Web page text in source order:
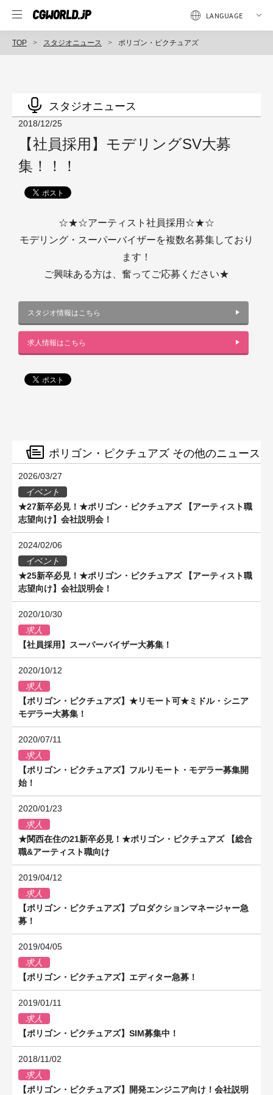
TOP スタジオニュース ポリゴン・ピクチュアズ
スタジオニュース
2018/12/25
【社員採用】モデリングSV大募
集！！！
☆★☆アーティスト社員採用☆★☆
モデリング・スーパーバイザーを複数名募集しており
ます！
ご興味ある方は、奮ってご応募ください★
スタジオ情報はこちら
求人情報はこちら
ポリゴン・ピクチュアズ その他のニュース
2026/03/27
イベント
★27新卒必見！★ポリゴン・ピクチュアズ 【アーティスト職
志望向け】会社説明会！
2024/02/06
イベント
★25新卒必見！★ポリゴン・ピクチュアズ 【アーティスト職
志望向け】会社説明会！
2020/10/30
求人
【社員採用】スーパーバイザー大募集！
2020/10/12
求人
【ポリゴン・ピクチュアズ】★リモート可★ミドル・シニア
モデラー大募集！
2020/07/11
求人
【ポリゴン・ピクチュアズ】フルリモート・モデラー募集開
始！
2020/01/23
求人
★関西在住の21新卒必見！★ポリゴン・ピクチュアズ 【総合
職&アーティスト職向け
2019/04/12
求人
【ポリゴン・ピクチュアズ】プロダクションマネージャー急
募！
2019/04/05
求人
【ポリゴン・ピクチュアズ】エディター急募！
2019/01/11
求人
【ポリゴン・ピクチュアズ】SIM募集中！
2018/11/02
求人
【ポリゴン・ピクチュアズ】開発エンジニア向け！会社説明